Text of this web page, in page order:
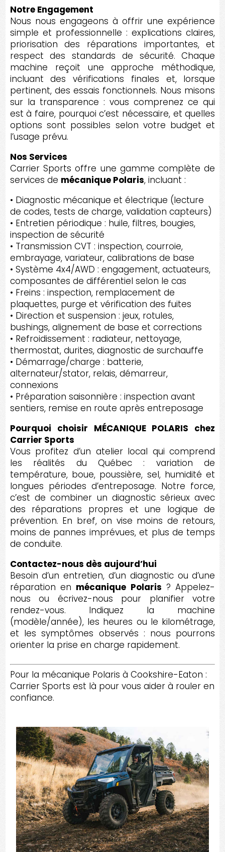
Notre Engagement
Nous nous engageons à offrir une expérience
simple et professionnelle : explications claires,
priorisation des réparations importantes, et
respect des standards de sécurité. Chaque
machine reçoit une approche méthodique,
incluant des vérifications finales et, lorsque
pertinent, des essais fonctionnels. Nous misons
sur la transparence : vous comprenez ce qui
est à faire, pourquoi c’est nécessaire, et quelles
options sont possibles selon votre budget et
l’usage prévu.
Nos Services
Carrier Sports offre une gamme complète de
services de mécanique Polaris, incluant :
• Diagnostic mécanique et électrique (lecture
de codes, tests de charge, validation capteurs)
• Entretien périodique : huile, filtres, bougies,
inspection de sécurité
• Transmission CVT : inspection, courroie,
embrayage, variateur, calibrations de base
• Système 4x4/AWD : engagement, actuateurs,
composantes de différentiel selon le cas
• Freins : inspection, remplacement de
plaquettes, purge et vérification des fuites
• Direction et suspension : jeux, rotules,
bushings, alignement de base et corrections
• Refroidissement : radiateur, nettoyage,
thermostat, durites, diagnostic de surchauffe
• Démarrage/charge : batterie,
alternateur/stator, relais, démarreur,
connexions
• Préparation saisonnière : inspection avant
sentiers, remise en route après entreposage
Pourquoi choisir MÉCANIQUE POLARIS chez
Carrier Sports
Vous profitez d’un atelier local qui comprend
les réalités du Québec : variation de
température, boue, poussière, sel, humidité et
longues périodes d’entreposage. Notre force,
c’est de combiner un diagnostic sérieux avec
des réparations propres et une logique de
prévention. En bref, on vise moins de retours,
moins de pannes imprévues, et plus de temps
de conduite.
Contactez-nous dès aujourd’hui
Besoin d’un entretien, d’un diagnostic ou d’une
réparation en mécanique Polaris ? Appelez-
nous ou écrivez-nous pour planifier votre
rendez-vous. Indiquez la machine
(modèle/année), les heures ou le kilométrage,
et les symptômes observés : nous pourrons
orienter la prise en charge rapidement.
Pour la mécanique Polaris à Cookshire-Eaton :
Carrier Sports est là pour vous aider à rouler en
confiance.